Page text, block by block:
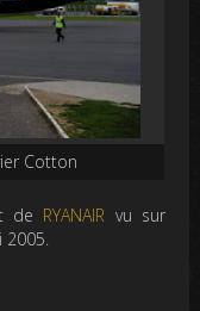
Cotton
de RYANAIR vu sur
2005.